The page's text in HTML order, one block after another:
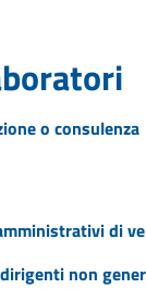
o consulenza
di
non